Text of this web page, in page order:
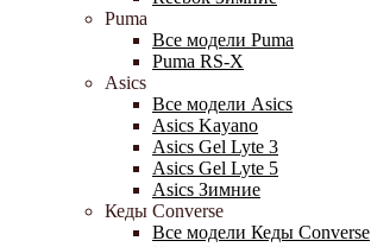
Puma
Все модели Puma
Puma RS-X
Asics
Все модели Asics
Asics Kayano
Asics Gel Lyte 3
Asics Gel Lyte 5
Asics Зимние
Кеды Converse
Все модели Кеды Converse